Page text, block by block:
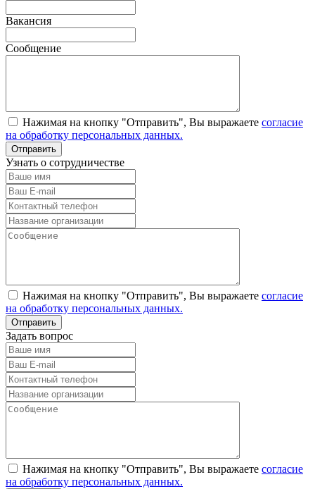
Вакансия
Сообщение
Нажимая на кнопку "Отправить", Вы выражаете согласие
на обработку персональных данных.
Узнать о сотрудничестве
Нажимая на кнопку "Отправить", Вы выражаете согласие
на обработку персональных данных.
Задать вопрос
Нажимая на кнопку "Отправить", Вы выражаете согласие
на обработку персональных данных.